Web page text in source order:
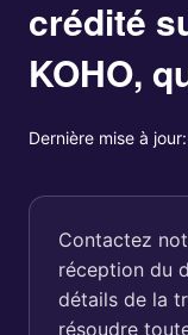
crédité
KOHO,
Dernière mise à jour:
Contactez
réception du
détails de la
résoudre